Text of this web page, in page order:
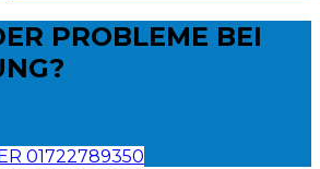
PROBLEME BEI
01722789350